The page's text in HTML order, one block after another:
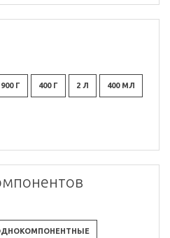
900 Г 400 Г 2 Л 400 МЛ